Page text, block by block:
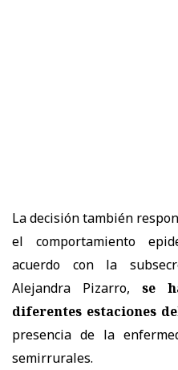
La decisión también
el comportamiento
acuerdo con la
Alejandra Pizarro, se
diferentes estaciones
presencia de la
semirrurales.